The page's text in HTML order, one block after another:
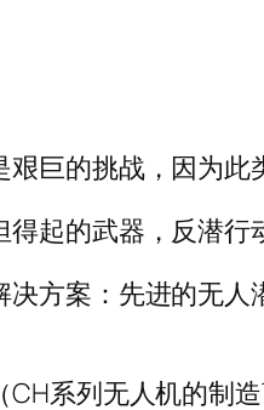
巨的挑战，因为
起的武器，反潜行
方案：先进的无
系列无人机的制